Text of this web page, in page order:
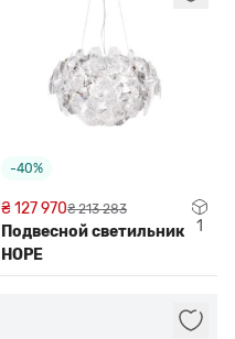
-40%
₴ 127 970₴ 213 283
Подвесной светильник
HOPE
1